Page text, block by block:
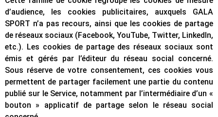
d’audience, les cookies publicitaires, auxquels GALA
SPORT n’a pas recours, ainsi que les cookies de partage
de réseaux sociaux (Facebook, YouTube, Twitter, LinkedIn,
etc.). Les cookies de partage des réseaux sociaux sont
émis et gérés par l’éditeur du réseau social concerné.
Sous réserve de votre consentement, ces cookies vous
permettent de partager facilement une partie du contenu
publié sur le Service, notamment par l’intermédiaire d’un «
bouton » applicatif de partage selon le réseau social